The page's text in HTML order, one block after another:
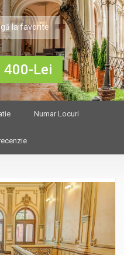
la favorite
400-Lei
Numar Locuri